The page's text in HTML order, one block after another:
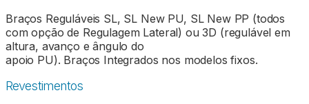
Braços Reguláveis SL, SL New PU, SL New PP (todos
com opção de Regulagem Lateral) ou 3D (regulável em
altura, avanço e ângulo do
apoio PU). Braços Integrados nos modelos fixos.
Revestimentos